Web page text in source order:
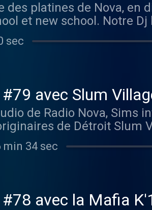
des platines de Nova, en
et new school. Notre
temps, un Album «
ça !
sec
avec Slum
de Radio Nova, Sims
de Détroit Slum
Hop Heroes) qui se tient
invitée de l'émission
min 34 sec
avec la Mafia